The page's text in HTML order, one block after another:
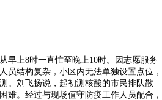
上8时一直忙至晚上10时。因志愿服务
员结构复杂，小区内无法单独设置点位，
。刘飞扬说，起初测核酸的市民排队散
难。经过与现场值守防疫工作人员配合，